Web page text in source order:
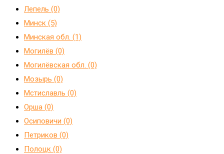
Лепель (0)
Минск (5)
Минская обл. (1)
Могилёв (0)
Могилёвская обл. (0)
Мозырь (0)
Мстиславль (0)
Орша (0)
Осиповичи (0)
Петриков (0)
Полоцк (0)